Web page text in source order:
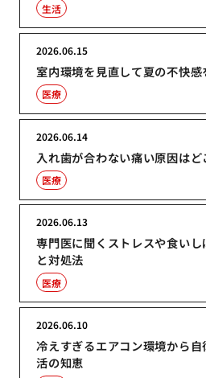
生活
室内環境を見直して夏の不快感
2026.06.15
医療
入れ歯が合わない痛い原因はど
2026.06.14
医療
専門医に聞くストレスや食い
と対処法
2026.06.13
医療
冷えすぎるエアコン環境から
活の知恵
2026.06.10